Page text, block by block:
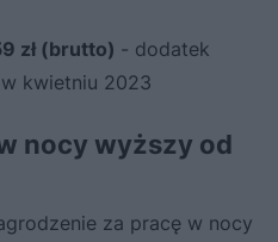
zł (brutto) - dodatek
kwietniu 2023
nocy wyższy od
za pracę w nocy